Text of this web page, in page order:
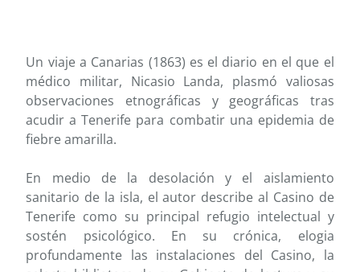
Un viaje a Canarias (1863) es el diario en el que el
médico militar, Nicasio Landa, plasmó valiosas
observaciones etnográficas y geográficas tras
acudir a Tenerife para combatir una epidemia de
fiebre amarilla.
En medio de la desolación y el aislamiento
sanitario de la isla, el autor describe al Casino de
Tenerife como su principal refugio intelectual y
sostén psicológico. En su crónica, elogia
profundamente las instalaciones del Casino, la